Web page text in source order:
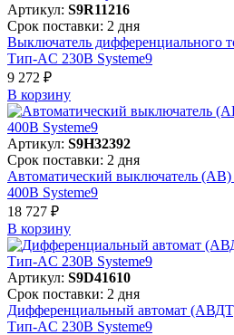
Артикул: S9R11216
Срок поставки: 2 дня
Выключатель дифференциального
Тип-AC 230В Systeme9
9 272 ₽
В корзинy
Артикул: S9H32392
Срок поставки: 2 дня
Автоматический выключатель
400В Systeme9
18 727 ₽
В корзинy
Артикул: S9D41610
Срок поставки: 2 дня
Дифференциальный автомат
Тип-AC 230В Systeme9